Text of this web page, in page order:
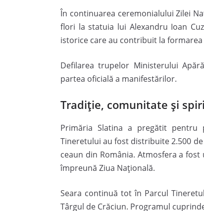
În continuarea ceremonialului Zilei
flori la statuia lui Alexandru Ioan
istorice care au contribuit la
Defilarea trupelor Ministerului
partea oficială a manifestărilor.
Tradiție, comunitate și
Primăria Slatina a pregătit pentru
Tineretului au fost distribuite 2.500
ceaun din România. Atmosfera a
împreună Ziua Națională.
Seara continuă tot în Parcul
Târgul de Crăciun. Programul